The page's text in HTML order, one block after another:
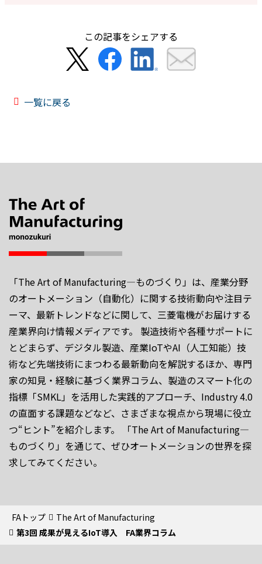
この記事をシェアする
一覧に戻る
「The Art of Manufacturing―ものづくり」は、産業分野
のオートメーション（自動化）に関する技術動向や注目テ
ーマ、最新トレンドなどに関して、三菱電機がお届けする
産業界向け情報メディアです。 製造技術や各種サポートに
とどまらず、デジタル製造、産業IoTやAI（人工知能）技
術など先端技術にまつわる最新動向を解説するほか、専門
家の知見・経験に基づく業界コラム、製造のスマート化の
指標「SMKL」を活用した実践的アプローチ、Industry 4.0
の直面する課題などなど、さまざまな視点から現場に役立
つ“ヒント”を紹介します。 「The Art of Manufacturing―
ものづくり」を通じて、ぜひオートメーションの世界を探
求してみてください。
FAトップ
The Art of Manufacturing
第3回 成果が見えるIoT導入 FA業界コラム